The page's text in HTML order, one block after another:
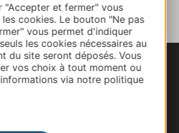
"Accepter et fermer" vous
cookies. Le bouton "Ne pas
vous permet d'indiquer
les cookies nécessaires au
du site seront déposés. Vous
vos choix à tout moment ou
via notre politique